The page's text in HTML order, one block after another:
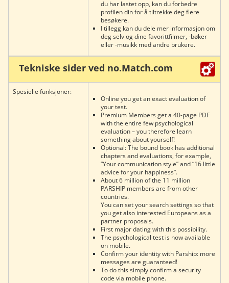
du har lastet opp, kan du forbedre
profilen din for å tiltrekke deg flere
besøkere.
I tillegg kan du dele mer informasjon om
deg selv og dine favorittfilmer, -bøker
eller -musikk med andre brukere.
Tekniske sider ved no.Match.com
Spesielle funksjoner:
Online you get an exact evaluation of
your test.
Premium Members get a 40-page PDF
with the entire few psychological
evaluation – you therefore learn
something about yourself!
Optional: The bound book has additional
chapters and evaluations, for example,
“Your communication style” and “16 little
advice for your happiness”.
About 6 million of the 11 million
PARSHIP members are from other
countries.
You can set your search settings so that
you get also interested Europeans as a
partner proposals.
First major dating with this possibility.
The psychological test is now available
on mobile.
Confirm your identity with Parship: more
messages are guaranteed!
To do this simply confirm a security
code via mobile phone.